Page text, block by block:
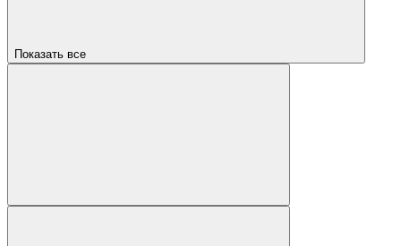
Показать все